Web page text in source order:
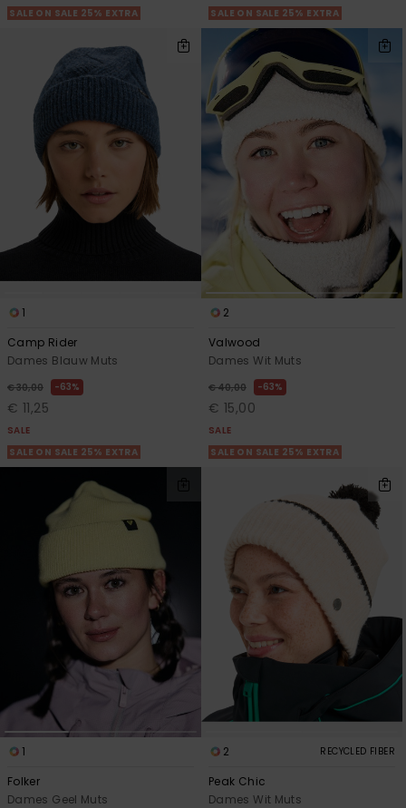
SALE ON SALE 25% EXTRA SALE ON SALE 25% EXTRA
1
Camp Rider
Dames Blauw Muts
€ 30,00 63%
€ 11,25
SALE
SALE ON SALE 25% EXTRA
2
Valwood
Dames Wit Muts
€ 40,00 63%
€ 15,00
SALE
SALE ON SALE 25% EXTRA
1
Folker
Dames Geel Muts
2 RECYCLED FIBER
Peak Chic
Dames Wit Muts